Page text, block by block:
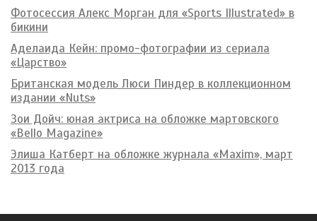
Фотосессия Алекс Морган для «Sports Illustrated» в
бикини
Аделаида Кейн: промо-фотографии из сериала
«Царство»
Британская модель Люси Пиндер в коллекционном
издании «Nuts»
Зои Дойч: юная актриса на обложке мартовского
«Bello Magazine»
Элиша Катберт на обложке журнала «Maxim», март
2013 года